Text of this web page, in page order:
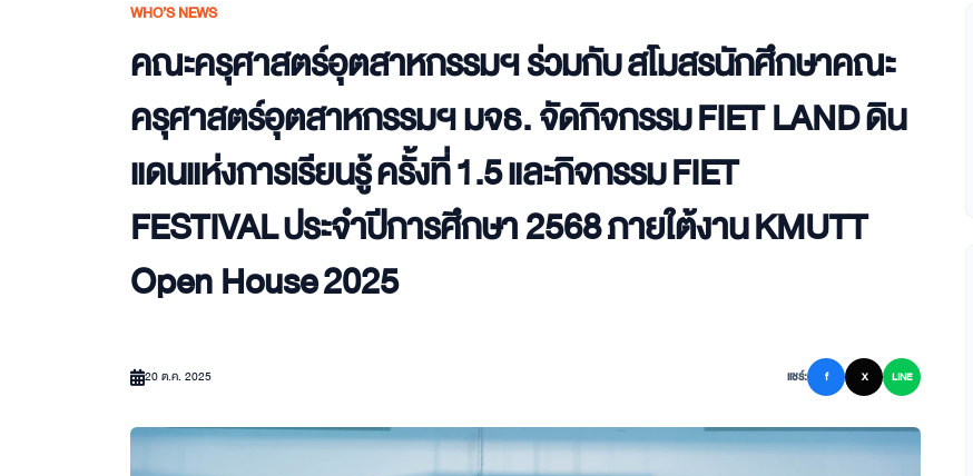
WHO’S NEWS
คณะครุศาสตร์อุตสาหกรรมฯ ร่วมกับ สโมสรนักศึกษาคณะ
ครุศาสตร์อุตสาหกรรมฯ มจธ. จัดกิจกรรม FIET LAND ดิน
แดนแห่งการเรียนรู้ ครั้งที่ 1.5 และกิจกรรม FIET
FESTIVAL ประจำปีการศึกษา 2568 ภายใต้งาน KMUTT
Open House 2025
20 ต.ค. 2025 แชร์: f X LINE